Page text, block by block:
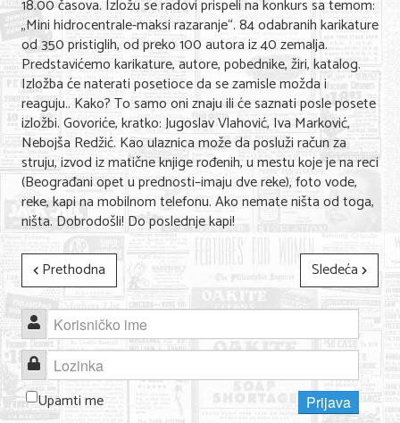
Usluge
Nega lica i tela
Shopping
Sve za venčanje
Sve za decu
Kuća i bašta
Gastronomija
Sport i rekreacija
Zdravlje i medicina
Hobi i razonoda
UPIS FIRMI
18.00 časova. Izložu se radovi prispeli na konkurs sa temom:
„Mini hidrocentrale-maksi razaranje“. 84 odabranih karikature
od 350 pristiglih, od preko 100 autora iz 40 zemalja.
Predstavićemo karikature, autore, pobednike, žiri, katalog.
Izložba će naterati posetioce da se zamisle možda i
reaguju.. Kako? To samo oni znaju ili će saznati posle posete
izložbi. Govoriće, kratko: Jugoslav Vlahović, Iva Marković,
Nebojša Redžić. Kao ulaznica može da posluži račun za
struju, izvod iz matične knjige rođenih, u mestu koje je na reci
(Beograđani opet u prednosti–imaju dve reke), foto vode,
reke, kapi na mobilnom telefonu. Ako nemate ništa od toga,
ništa. Dobrodošli! Do poslednje kapi!
Prethodna
Sledeća
Korisničko ime
Lozinka
Upamti me
Prijava